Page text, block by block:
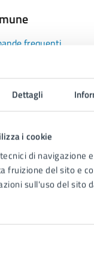
Dettagli
i cookie
di navigazione
fruizione del sito e
sull'uso del sito
frequenti